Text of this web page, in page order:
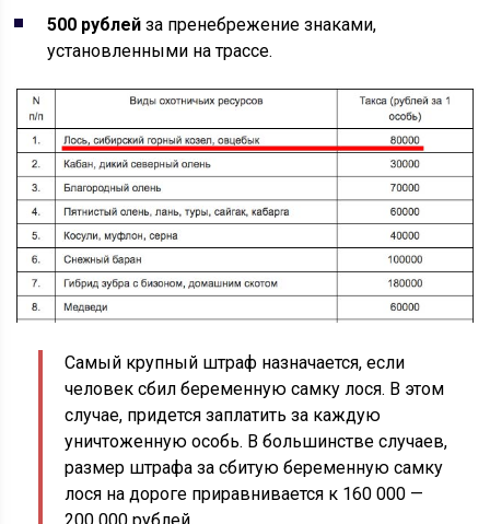
500 рублей за пренебрежение знаками,
установленными на трассе.
Самый крупный штраф назначается, если
человек сбил беременную самку лося. В этом
случае, придется заплатить за каждую
уничтоженную особь. В большинстве случаев,
размер штрафа за сбитую беременную самку
лося на дороге приравнивается к 160 000 —
200 000 рублей.